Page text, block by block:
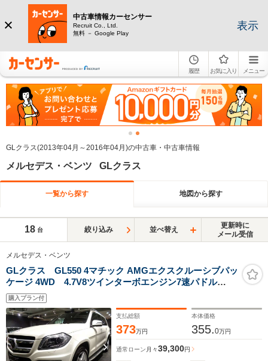
中古車情報カーセンサー
Recruit Co., Ltd.
無料 － Google Play
表示
履歴 お気に入り メニュー
GLクラス(2013年04月～2016年04月)の中古車・中古車情報
メルセデス・ベンツ GLクラス
一覧から探す 地図から探す
18 台 絞り込み 並べ替え
更新時に
メール受信
メルセデス・ベンツ
GLクラス GL550 4マチック AMGエクスクルーシブパッ
ケージ 4WD 4.7V8ツインターボエンジン7速パドル
S4WDレーダーセーフティPKGベージュレザーウッドイ
ンテリアAMGエアロAMG21アルミパノラマルーフ
HarmonKardonナビTVリアモニターパワーシートシート
ヒーターエアコンHID1オーナー
購入プラン付
支払総額
373万円
本体価格
355.0万円
通常ローン 月々39,300円